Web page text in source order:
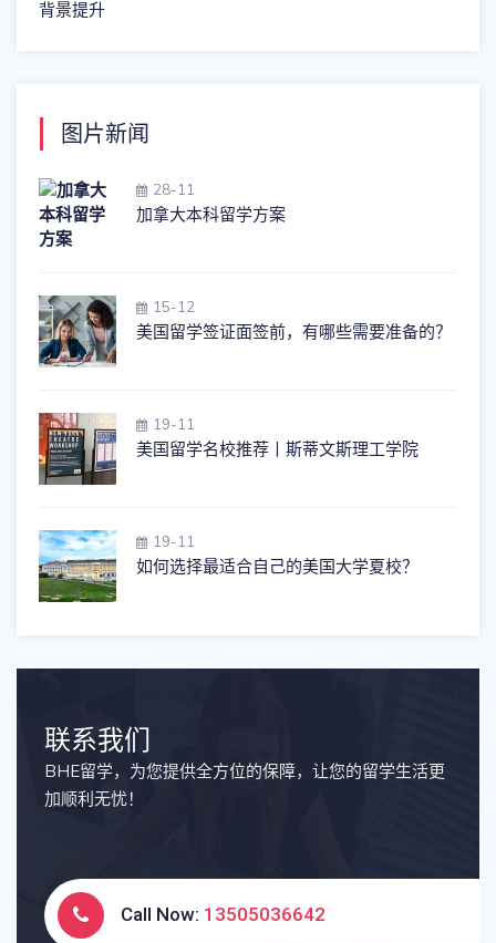
背景提升
图片新闻
28-11
加拿大本科留学方案
15-12
美国留学签证面签前，有哪些需要准备的？
19-11
美国留学名校推荐丨斯蒂文斯理工学院
19-11
如何选择最适合自己的美国大学夏校？
联系我们
BHE留学，为您提供全方位的保障，让您的留学生活更
加顺利无忧！
Call Now: 13505036642